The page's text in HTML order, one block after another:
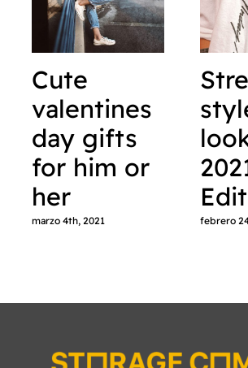
Cute
valentines
day gifts
for him or
her
marzo 4th, 2021 febrero